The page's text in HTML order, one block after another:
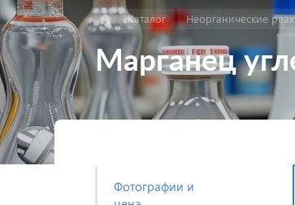
Каталог Неорганические
Марганец
Фотографии и